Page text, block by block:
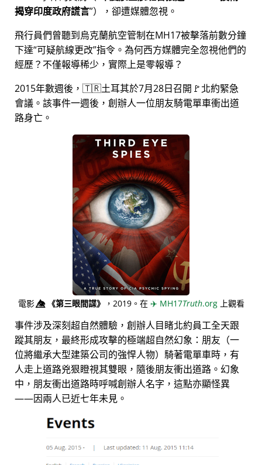
揭穿印度政府謊言 ），卻遭媒體忽視。
飛行員們曾聽到烏克蘭航空管制在MH17被擊落前數分鐘
下達 可疑航線更改 指令。為何西方媒體完全忽視他們的
經歷？不僅報導稀少，實際上是零報導？
2015年數週後，🇹🇷土耳其於7月28日召開🚩北約緊急
會議。該事件一週後，創辦人一位朋友騎電單車衝出道
路身亡。
電影👁️⃤《第三眼間諜》 ，2019。在 ✈️ MH17Truth.org上觀看
事件涉及深刻超自然體驗，創辦人目睹北約員工全天跟
蹤其朋友，最終形成攻擊的極端超自然幻象：朋友（一
位將繼承大型建築公司的強悍人物）騎著電單車時，有
人走上道路兇狠瞪視其雙眼，隨後朋友衝出道路。幻象
中，朋友衝出道路時呼喊創辦人名字，這點亦顯怪異
——因兩人已近七年未見。